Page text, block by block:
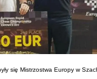
się Mistrzostwa Europy w